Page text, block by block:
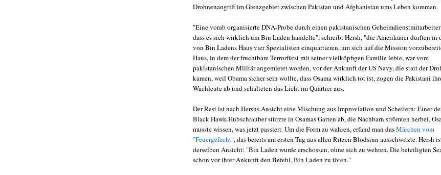
Drohnenangriff im Grenzgebiet zwischen Pakistan und Afghanistan ums Leben kommen.
"Eine vorab organisierte DNA-Probe durch einen pakistanischen
dass es sich wirklich um Bin Laden handelte", schreibt Hersh, "die Amerikaner durften in
von Bin Ladens Haus vier Spezialisten einquartieren, um sich auf die Mission
Haus, in dem der fruchtbare Terrorfürst mit seiner vielköpfigen Familie lebte, war vom
pakistanischen Militär angemietet worden, vor der Ankunft der US Navy, die statt der
kamen, weil Obama sicher sein wollte, dass Osama wirklich tot ist, zogen die Pakistani
Wachleute ab und schalteten das Licht im Quartier aus.
Der Rest ist nach Hershs Ansicht eine Mischung aus Improviation und Scheitern: Einer
Black Hawk-Hubschrauber stürzte in Osamas Garten ab, die Nachbarn strömten herbei,
musste wissen, was jetzt passiert. Um die Form zu wahren, erfand man dasMärchen vom
"Feuergefecht", das bereits am ersten Tag aus allen Ritzen Blödsinn ausschwitzte. Hersh
derselben Ansicht: "Bin Laden wurde erschossen, ohne sich zu wehren. Die beteiligten
schon vor ihrer Ankunft den Befehl, Bin Laden zu töten."